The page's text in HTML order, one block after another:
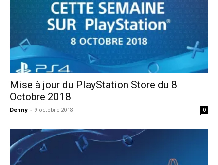
Mise à jour du PlayStation Store du 8
Octobre 2018
Denny - 9 octobre 2018 0